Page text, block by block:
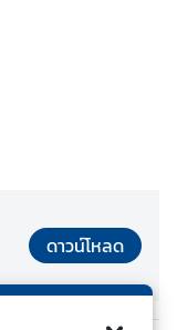
ดาวน์โหลด